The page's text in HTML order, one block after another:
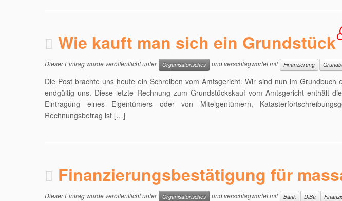
Wie kauft man sich ein Grundstück
Dieser Eintrag wurde veröffentlicht unter Organisatorisches und verschlagwortet mit Finanzierung
Die Post brachte uns heute ein Schreiben vom Amtsgericht. Wir sind nun im
endgültig uns. Diese letzte Rechnung zum Grundstückskauf vom Amtsgericht enthält
Eintragung eines Eigentümers oder von Miteigentümern,
Rechnungsbetrag ist […]
Finanzierungsbestätigung für
Dieser Eintrag wurde veröffentlicht unter Organisatorisches und verschlagwortet mit Bank DiBa